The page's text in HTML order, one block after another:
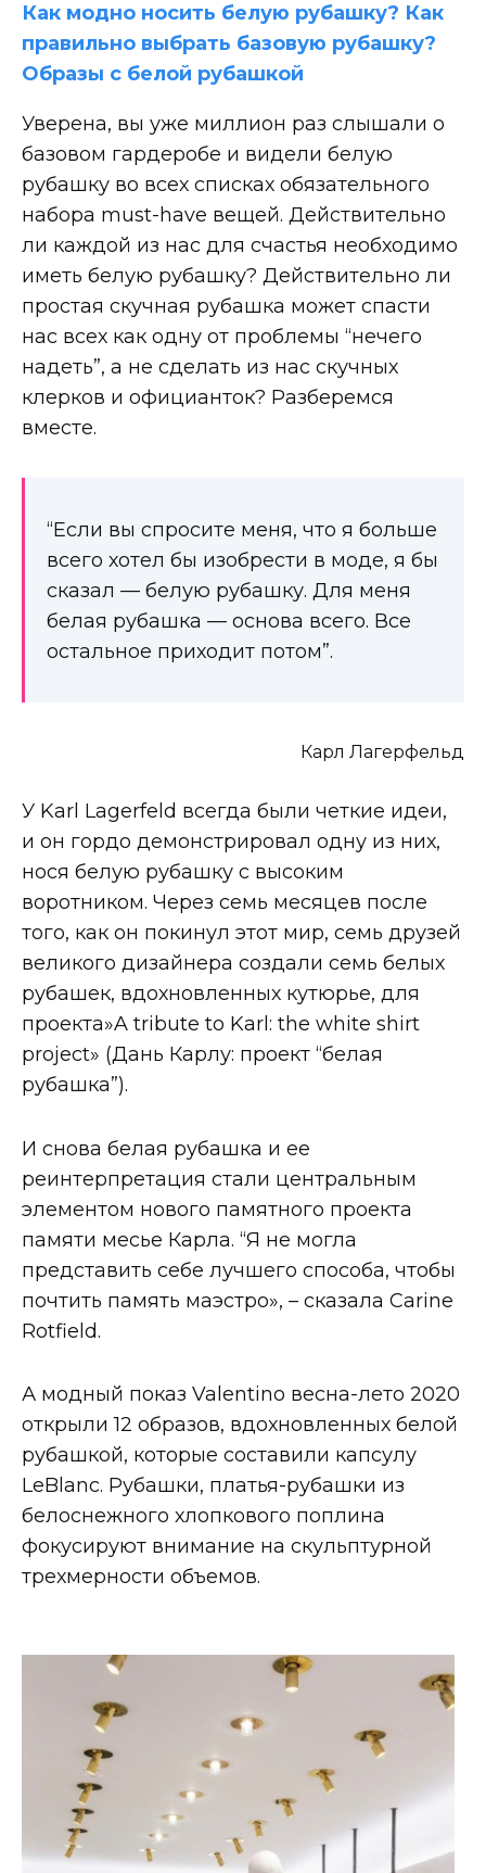
Как модно носить белую рубашку? Как
правильно выбрать базовую рубашку?
Образы с белой рубашкой
Уверена, вы уже миллион раз слышали о
базовом гардеробе и видели белую
рубашку во всех списках обязательного
набора must-have вещей. Действительно
ли каждой из нас для счастья необходимо
иметь белую рубашку? Действительно ли
простая скучная рубашка может спасти
нас всех как одну от проблемы “нечего
надеть”, а не сделать из нас скучных
клерков и официанток? Разберемся
вместе.
“Если вы спросите меня, что я больше
всего хотел бы изобрести в моде, я бы
сказал — белую рубашку. Для меня
белая рубашка — основа всего. Все
остальное приходит потом”.
Карл Лагерфельд
У Karl Lagerfeld всегда были четкие идеи,
и он гордо демонстрировал одну из них,
нося белую рубашку с высоким
воротником. Через семь месяцев после
того, как он покинул этот мир, семь друзей
великого дизайнера создали семь белых
рубашек, вдохновленных кутюрье, для
проекта»A tribute to Karl: the white shirt
project» (Дань Карлу: проект “белая
рубашка”).
И снова белая рубашка и ее
реинтерпретация стали центральным
элементом нового памятного проекта
памяти месье Карла. “Я не могла
представить себе лучшего способа, чтобы
почтить память маэстро», – сказала Carine
Rotfield.
А модный показ Valentino весна-лето 2020
открыли 12 образов, вдохновленных белой
рубашкой, которые составили капсулу
LeBlanc. Рубашки, платья-рубашки из
белоснежного хлопкового поплина
фокусируют внимание на скульптурной
трехмерности объемов.